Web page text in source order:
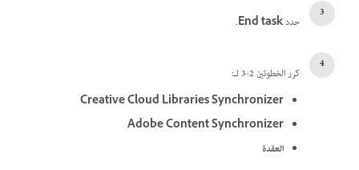
حددEnd task
.
كرر الخطوتين 2-3 لـ:
Creative Cloud Libraries Synchronizer
Adobe Content Synchronizer
العقدة